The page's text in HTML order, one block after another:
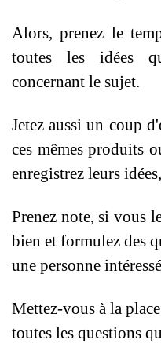
Alors, prenez le
toutes les idées
concernant le sujet.
Jetez aussi un coup
ces mêmes produits
enregistrez leurs
Prenez note, si vous
bien et formulez des
une personne
Mettez-vous à la
toutes les questions